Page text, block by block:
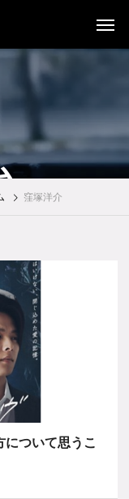
窪塚洋介
ついて思うこ